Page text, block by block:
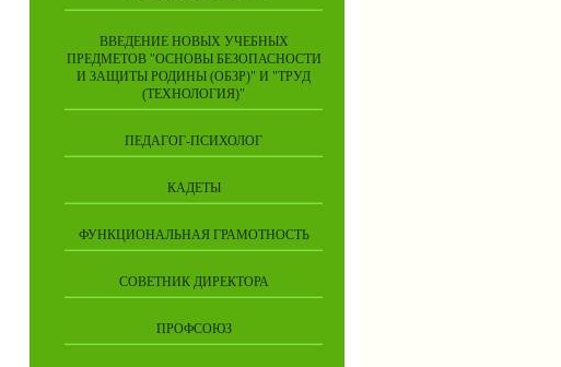
ВВЕДЕНИЕ НОВЫХ УЧЕБНЫХ
ПРЕДМЕТОВ "ОСНОВЫ БЕЗОПАСНОСТИ
И ЗАЩИТЫ РОДИНЫ (ОБЗР)" И "ТРУД
(ТЕХНОЛОГИЯ)"
ПЕДАГОГ-ПСИХОЛОГ
КАДЕТЫ
ФУНКЦИОНАЛЬНАЯ ГРАМОТНОСТЬ
СОВЕТНИК ДИРЕКТОРА
ПРОФСОЮЗ